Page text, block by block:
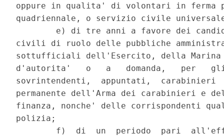
oppure in qualita' di volontari in ferma
quadriennale, o servizio civile
e) di tre anni a favore dei
civili di ruolo delle pubbliche
sottufficiali dell'Esercito, della Marina
d'autorita'   o   a   domanda,   per
sovrintendenti,  appuntati,
permanente dell'Arma dei carabinieri e
finanza, nonche' delle corrispondenti
polizia;
f)  di  un  periodo  pari